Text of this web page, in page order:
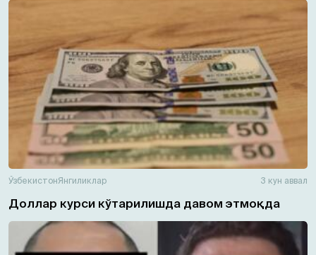
ЎзбекистонЯнгиликлар 3 кун аввал
Доллар курси кўтарилишда давом этмоқда